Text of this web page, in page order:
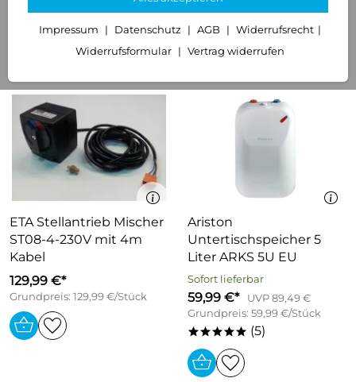
Impressum Datenschutz AGB
Widerrufsrecht
Widerrufsformular
Vertrag widerrufen
ETA Stellantrieb Mischer
ST08-4-230V mit 4m
Kabel
129,99 €*
Grundpreis: 129,99 €/Stück
Ariston
Untertischspeicher 5
Liter ARKS 5U EU
Sofort lieferbar
59,99 €*
UVP 89,49 €
Grundpreis: 59,99 €/Stück
***** (5)